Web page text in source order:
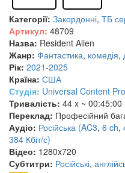
Категорії: Закордонні, ТБ
Артикул: 48709
Назва: Resident Alien
Жанр: Фантастика, комедія,
Рік: 2021-2025
Країна: США
Студія: Universal Content
Тривалість: 44 x ~ 00:45:00
Переклад: Професійний
Аудіо: Російська (AC3, 6 ch,
384 Кбіт/с)
Відео: 1280x720
Субтитри: Російські,